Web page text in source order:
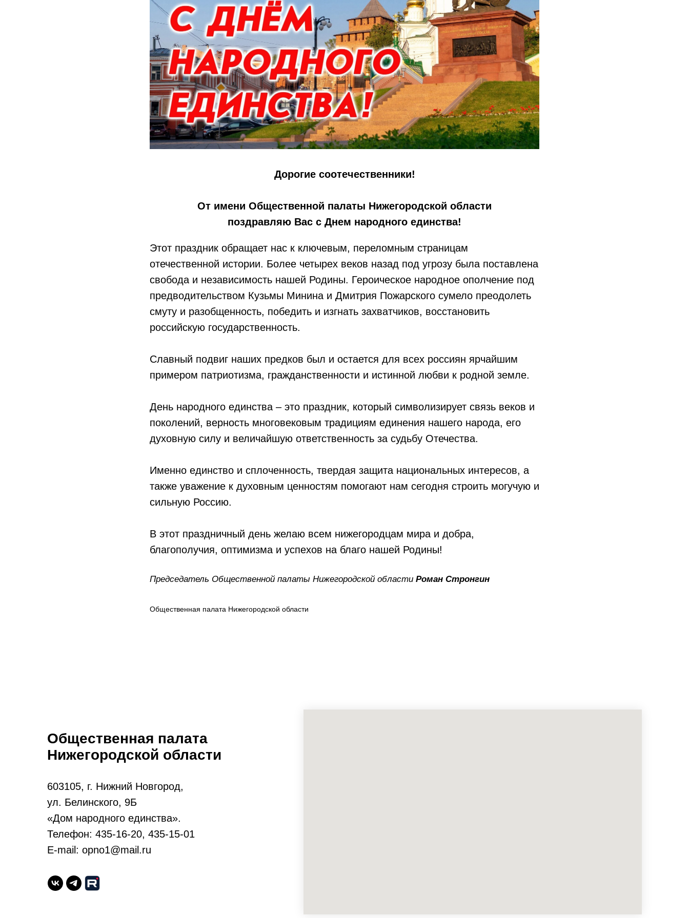
Дорогие соотечественники!
От имени Общественной палаты Нижегородской области
поздравляю Вас с Днем народного единства!
Этот праздник обращает нас к ключевым, переломным страницам
отечественной истории. Более четырех веков назад под угрозу была поставлена
свобода и независимость нашей Родины. Героическое народное ополчение под
предводительством Кузьмы Минина и Дмитрия Пожарского сумело преодолеть
смуту и разобщенность, победить и изгнать захватчиков, восстановить
российскую государственность.
Славный подвиг наших предков был и остается для всех россиян ярчайшим
примером патриотизма, гражданственности и истинной любви к родной земле.
День народного единства – это праздник, который символизирует связь веков и
поколений, верность многовековым традициям единения нашего народа, его
духовную силу и величайшую ответственность за судьбу Отечества.
Именно единство и сплоченность, твердая защита национальных интересов, а
также уважение к духовным ценностям помогают нам сегодня строить могучую и
сильную Россию.
В этот праздничный день желаю всем нижегородцам мира и добра,
благополучия, оптимизма и успехов на благо нашей Родины!
Председатель Общественной палаты Нижегородской области Роман Стронгин
Общественная палата Нижегородской области
Общественная палата
Нижегородской области
603105, г. Нижний Новгород,
ул. Белинского, 9Б
«Дом народного единства».
Телефон: 435-16-20, 435-15-01
E-mail: opno1@mail.ru